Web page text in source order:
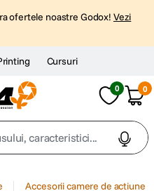
ofertele noastre Godox! Vezi
Cursuri
0 0
caracteristici...
Accesorii camere de actiune